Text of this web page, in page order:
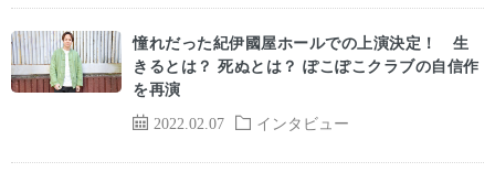
2022.02.07 インタビュー
憧れだった紀伊國屋ホールでの上演決定！ 生
きるとは？ 死ぬとは？ ぽこぽこクラブの自信作
を再演